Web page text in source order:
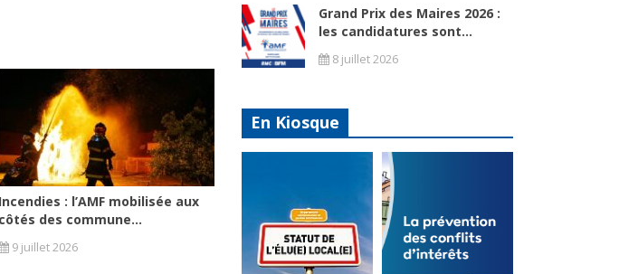
Incendies : l’AMF mobilisée aux
côtés des commune...
9 juillet 2026
Grand Prix des Maires 2026 :
les candidatures sont...
8 juillet 2026
En Kiosque